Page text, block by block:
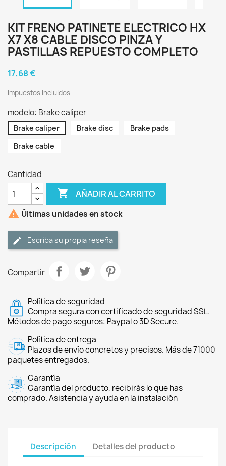
KIT FRENO PATINETE ELECTRICO HX
X7 X8 CABLE DISCO PINZA Y
PASTILLAS REPUESTO COMPLETO
17,68 €
Impuestos incluidos
modelo: Brake caliper
Brake caliper Brake disc
Brake pads
Brake cable
Cantidad
 AÑADIR AL CARRITO
 Últimas unidades en stock
Escriba su propia reseña
Compartir
Política de seguridad
Compra segura con certificado de seguridad SSL.
Métodos de pago seguros: Paypal o 3D Secure.
Política de entrega
Plazos de envío concretos y precisos. Más de 71000
paquetes entregados.
Garantía
Garantía del producto, recibirás lo que has
comprado. Asistencia y ayuda en la instalación
Descripción Detalles del producto